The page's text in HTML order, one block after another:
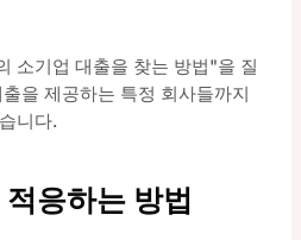
소기업 대출을 찾는 방법"을 질
을 제공하는 특정 회사들까지
니다.
응하는 방법